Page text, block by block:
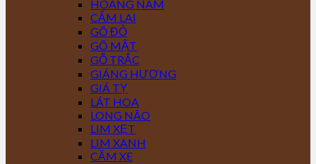
HOÀNG NAM
CẨM LAI
GÕ ĐỎ
GÕ MẬT
GỖ TRẮC
GIÁNG HƯƠNG
GIÁ TỴ
LÁT HOA
LONG NÃO
LIM XẸT
LIM XANH
CĂM XE